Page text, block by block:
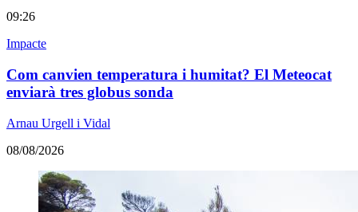
09:26
Impacte
Com canvien temperatura i humitat? El Meteocat
enviarà tres globus sonda
Arnau Urgell i Vidal
08/08/2026